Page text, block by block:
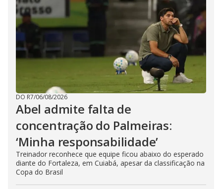
DO R7/06/08/2026
Abel admite falta de
concentração do Palmeiras:
‘Minha responsabilidade’
Treinador reconhece que equipe ficou abaixo do esperado
diante do Fortaleza, em Cuiabá, apesar da classificação na
Copa do Brasil